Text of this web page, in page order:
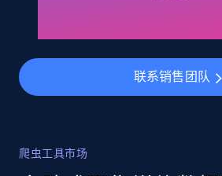
联系销售团队
爬虫工具市场